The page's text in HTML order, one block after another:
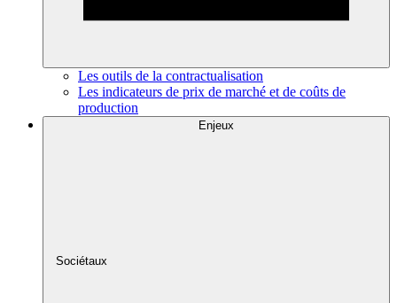
Les outils de la contractualisation
Les indicateurs de prix de marché et de coûts de
production
Enjeux
Sociétaux